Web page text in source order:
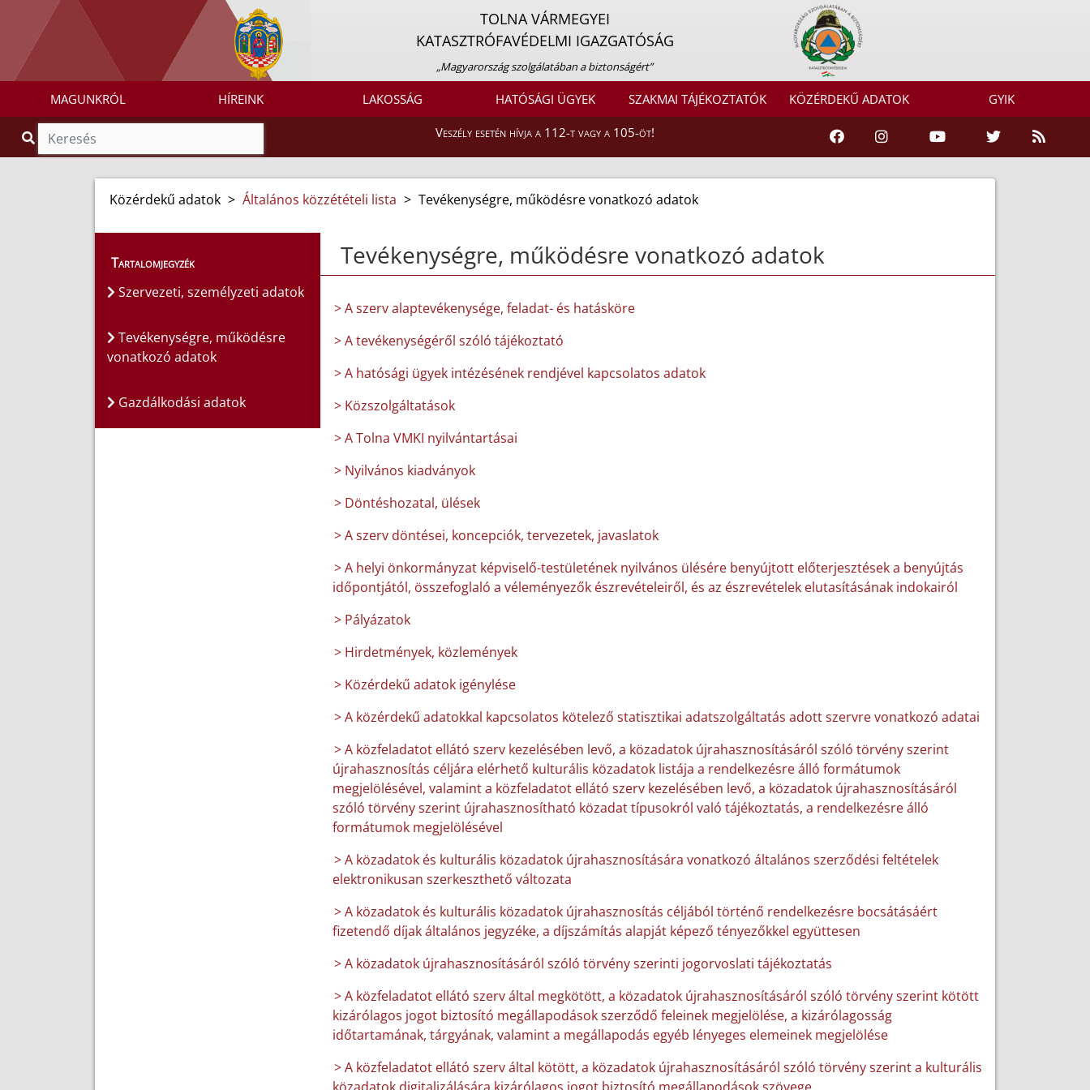
TOLNA VÁRMEGYEI
KATASZTRÓFAVÉDELMI IGAZGATÓSÁG
„Magyarország szolgálatában a biztonságért”
MAGUNKRÓL HÍREINK LAKOSSÁG HATÓSÁGI ÜGYEK SZAKMAI TÁJÉKOZTATÓK KÖZÉRDEKŰ ADATOK GYIK
Veszély esetén hívja a 112-t vagy a 105-öt!
Közérdekű adatok > Általános közzétételi lista > Tevékenységre, működésre vonatkozó adatok
Tartalomjegyzék
Szervezeti, személyzeti adatok
Tevékenységre, működésre
vonatkozó adatok
Gazdálkodási adatok
Tevékenységre, működésre vonatkozó adatok
> A szerv alaptevékenysége, feladat- és hatásköre
> A tevékenységéről szóló tájékoztató
> A hatósági ügyek intézésének rendjével kapcsolatos adatok
> Közszolgáltatások
> A Tolna VMKI nyilvántartásai
> Nyilvános kiadványok
> Döntéshozatal, ülések
> A szerv döntései, koncepciók, tervezetek, javaslatok
> A helyi önkormányzat képviselő-testületének nyilvános ülésére benyújtott előterjesztések a benyújtás
időpontjától, összefoglaló a véleményezők észrevételeiről, és az észrevételek elutasításának indokairól
> Pályázatok
> Hirdetmények, közlemények
> Közérdekű adatok igénylése
> A közérdekű adatokkal kapcsolatos kötelező statisztikai adatszolgáltatás adott szervre vonatkozó adatai
> A közfeladatot ellátó szerv kezelésében levő, a közadatok újrahasznosításáról szóló törvény szerint
újrahasznosítás céljára elérhető kulturális közadatok listája a rendelkezésre álló formátumok
megjelölésével, valamint a közfeladatot ellátó szerv kezelésében levő, a közadatok újrahasznosításáról
szóló törvény szerint újrahasznosítható közadat típusokról való tájékoztatás, a rendelkezésre álló
formátumok megjelölésével
> A közadatok és kulturális közadatok újrahasznosítására vonatkozó általános szerződési feltételek
elektronikusan szerkeszthető változata
> A közadatok és kulturális közadatok újrahasznosítás céljából történő rendelkezésre bocsátásáért
fizetendő díjak általános jegyzéke, a díjszámítás alapját képező tényezőkkel együttesen
> A közadatok újrahasznosításáról szóló törvény szerinti jogorvoslati tájékoztatás
> A közfeladatot ellátó szerv által megkötött, a közadatok újrahasznosításáról szóló törvény szerint kötött
kizárólagos jogot biztosító megállapodások szerződő feleinek megjelölése, a kizárólagosság
időtartamának, tárgyának, valamint a megállapodás egyéb lényeges elemeinek megjelölése
> A közfeladatot ellátó szerv által kötött, a közadatok újrahasznosításáról szóló törvény szerint a kulturális